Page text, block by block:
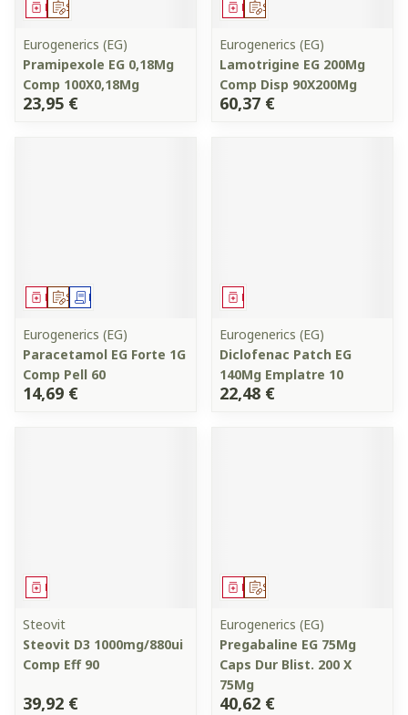
Sur prescription
Médicament
Eurogenerics (EG)
Pramipexole EG 0,18Mg
Comp 100X0,18Mg
23,95 €
Sur prescription
Médicament
Eurogenerics (EG)
Lamotrigine EG 200Mg
Comp Disp 90X200Mg
60,37 €
Sur prescription
MédicamentDemande écrite
Eurogenerics (EG)
Paracetamol EG Forte 1G
Comp Pell 60
14,69 €
Médicament
Eurogenerics (EG)
Diclofenac Patch EG
140Mg Emplatre 10
22,48 €
Médicament
Steovit
Steovit D3 1000mg/880ui
Comp Eff 90
39,92 €
Sur prescription
Médicament
Eurogenerics (EG)
Pregabaline EG 75Mg
Caps Dur Blist. 200 X
75Mg
40,62 €